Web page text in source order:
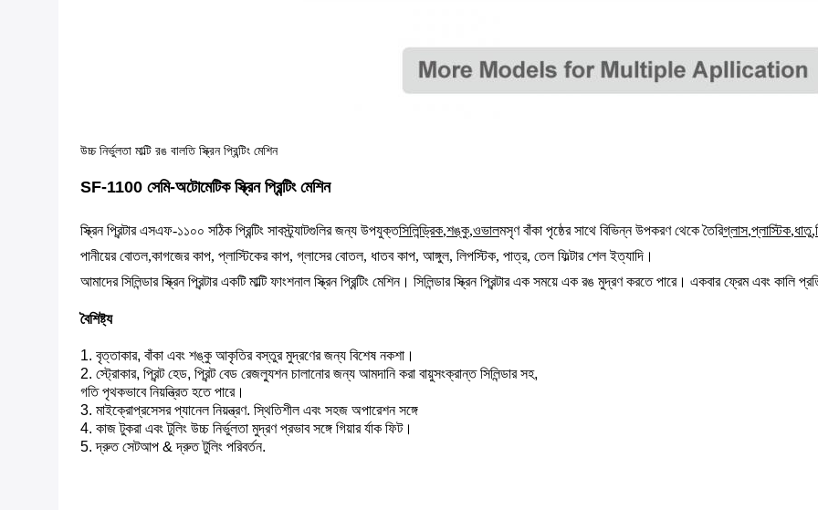
উচ্চ নির্ভুলতা মাল্টি রঙ বালতি স্ক্রিন প্রিন্টিং মেশিন
SF-1100 সেমি-অটোমেটিক স্ক্রিন প্রিন্টিং মেশিন
স্ক্রিন প্রিন্টার এসএফ-১১০০ সঠিক প্রিন্টিং সাবস্ট্র্যাটগুলির জন্য উপযুক্তসিলিন্ড্রিক,শঙ্কু,ওভালমসৃণ বাঁকা পৃষ্ঠের সাথে বিভিন্ন উপকরণ থেকে তৈরিগ্লাস,প্লাস্টিক,ধাতু,
পানীয়ের বোতল,কাগজের কাপ, প্লাস্টিকের কাপ, গ্লাসের বোতল, ধাতব কাপ, আঙ্গুল, লিপস্টিক, পাত্র, তেল ফিল্টার শেল ইত্যাদি।
আমাদের সিলিন্ডার স্ক্রিন প্রিন্টার একটি মাল্টি ফাংশনাল স্ক্রিন প্রিন্টিং মেশিন। সিলিন্ডার স্ক্রিন প্রিন্টার এক সময়ে এক রঙ মুদ্রণ করতে পারে। একবার ফ্রেম এবং
বৈশিষ্ট্য
1. বৃত্তাকার, বাঁকা এবং শঙ্কু আকৃতির বস্তুর মুদ্রণের জন্য বিশেষ নকশা।
2. স্ট্রোকার, প্রিন্ট হেড, প্রিন্ট বেড রেজল্যুশন চালানোর জন্য আমদানি করা বায়ুসংক্রান্ত সিলিন্ডার সহ,
গতি পৃথকভাবে নিয়ন্ত্রিত হতে পারে।
3. মাইক্রোপ্রসেসর প্যানেল নিয়ন্ত্রণ. স্থিতিশীল এবং সহজ অপারেশন সঙ্গে
4. কাজ টুকরা এবং টুলিং উচ্চ নির্ভুলতা মুদ্রণ প্রভাব সঙ্গে গিয়ার র্যাক ফিট।
5. দ্রুত সেটআপ & দ্রুত টুলিং পরিবর্তন.